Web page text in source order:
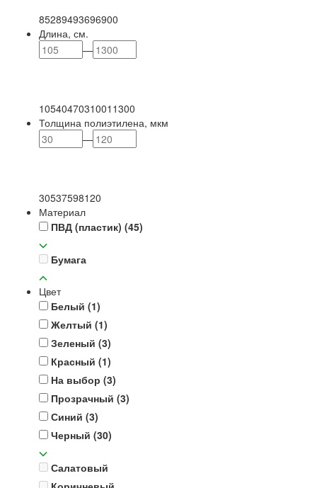
85289493696900
Длина, см.
—
1054047031001 1300
Толщина полиэтилена, мкм
—
30537598120
Материал
ПВД (пластик) (45)
Бумага
Цвет
Белый (1)
Желтый (1)
Зеленый (3)
Красный (1)
На выбор (3)
Прозрачный (3)
Синий (3)
Черный (30)
Салатовый